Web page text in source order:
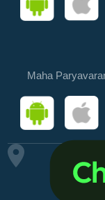
Maha